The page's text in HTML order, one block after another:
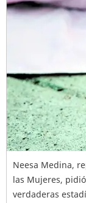
Neesa Medina,
las Mujeres,
verdaderas